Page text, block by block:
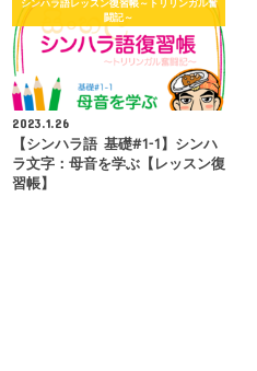
シンハラ語レッスン復習帳～トリリンガル奮
闘記～
2023.1.26
【シンハラ語 基礎#1-1】シンハ
ラ文字：母音を学ぶ【レッスン復
習帳】